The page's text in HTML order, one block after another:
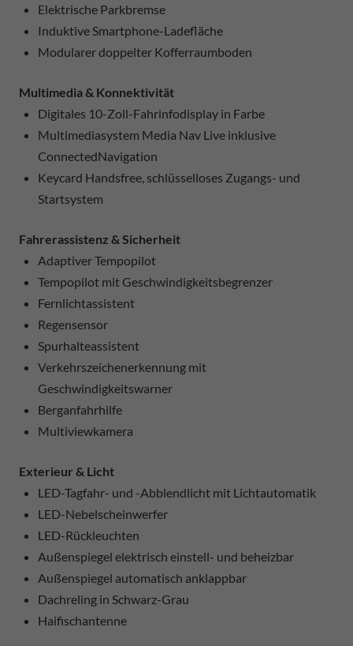
Elektrische Parkbremse
Induktive Smartphone-Ladefläche
Modularer doppelter Kofferraumboden
Multimedia & Konnektivität
Digitales 10-Zoll-Fahrinfodisplay in Farbe
Multimediasystem Media Nav Live inklusive
ConnectedNavigation
Keycard Handsfree, schlüsselloses Zugangs- und
Startsystem
Fahrerassistenz & Sicherheit
Adaptiver Tempopilot
Tempopilot mit Geschwindigkeitsbegrenzer
Fernlichtassistent
Regensensor
Spurhalteassistent
Verkehrszeichenerkennung mit
Geschwindigkeitswarner
Berganfahrhilfe
Multiviewkamera
Exterieur & Licht
LED-Tagfahr- und -Abblendlicht mit Lichtautomatik
LED-Nebelscheinwerfer
LED-Rückleuchten
Außenspiegel elektrisch einstell- und beheizbar
Außenspiegel automatisch anklappbar
Dachreling in Schwarz-Grau
Haifischantenne